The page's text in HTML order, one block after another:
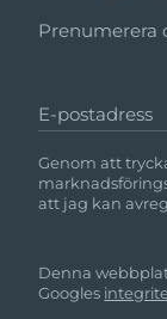
Prenumerera
E-postadress
Genom att
att jag kan
Denna
Googles